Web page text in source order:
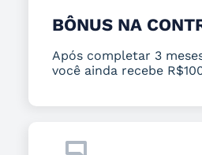
BÔNUS NA
Após completar 3
você ainda recebe